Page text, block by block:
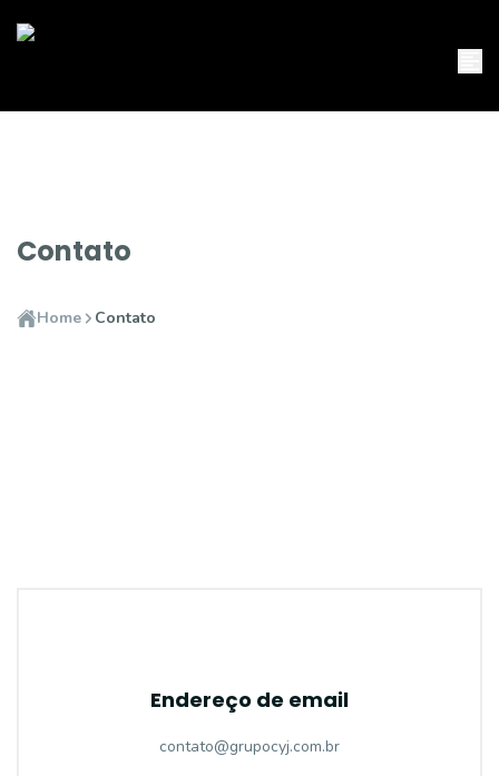
Contato
Home Contato
Endereço de email
contato@grupocyj.com.br